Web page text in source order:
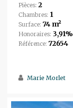
Pièces: 2
Chambres: 1
Surface: 74 m²
Honoraires: 3,91%
Référence: 72654
Marie Morlet